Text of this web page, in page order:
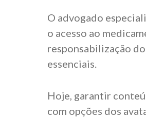
O advogado
o acesso ao
responsabilização
essenciais.
Hoje, garantir
com opções dos